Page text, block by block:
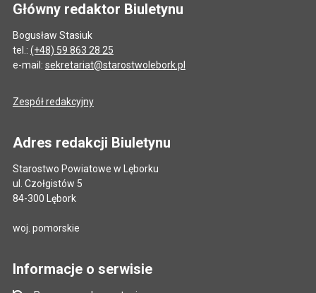
Główny redaktor Biuletynu
Bogusław Stasiuk
tel.: (+48) 59 863 28 25
e-mail: sekretariat@starostwolebork.pl
Zespół redakcyjny
Adres redakcji Biuletynu
Starostwo Powiatowe w Lęborku
ul. Czołgistów 5
84-300 Lębork
woj. pomorskie
Informacje o serwisie